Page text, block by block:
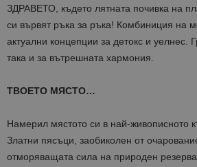
ЗДРАВЕТО, където лятната почивка на
си вървят ръка за ръка! Комбиниция на
актуални концепции за детокс и уелнес.
така и за вътрешната хармония.
ТВОЕТО МЯСТО…
Намерил мястото си в най-живописното
Златни пясъци, заобиколен от
отморяващата сила на природен